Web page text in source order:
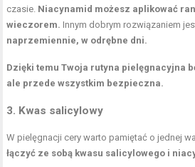
czasie. Niacynamid możesz aplikować
wieczorem. Innym dobrym rozwiązaniem
naprzemiennie, w odrębne dni.
Dzięki temu Twoja rutyna pielęgnacyjna
ale przede wszystkim bezpieczna.
3. Kwas salicylowy
W pielęgnacji cery warto pamiętać o jednej
łączyć ze sobą kwasu salicylowego i